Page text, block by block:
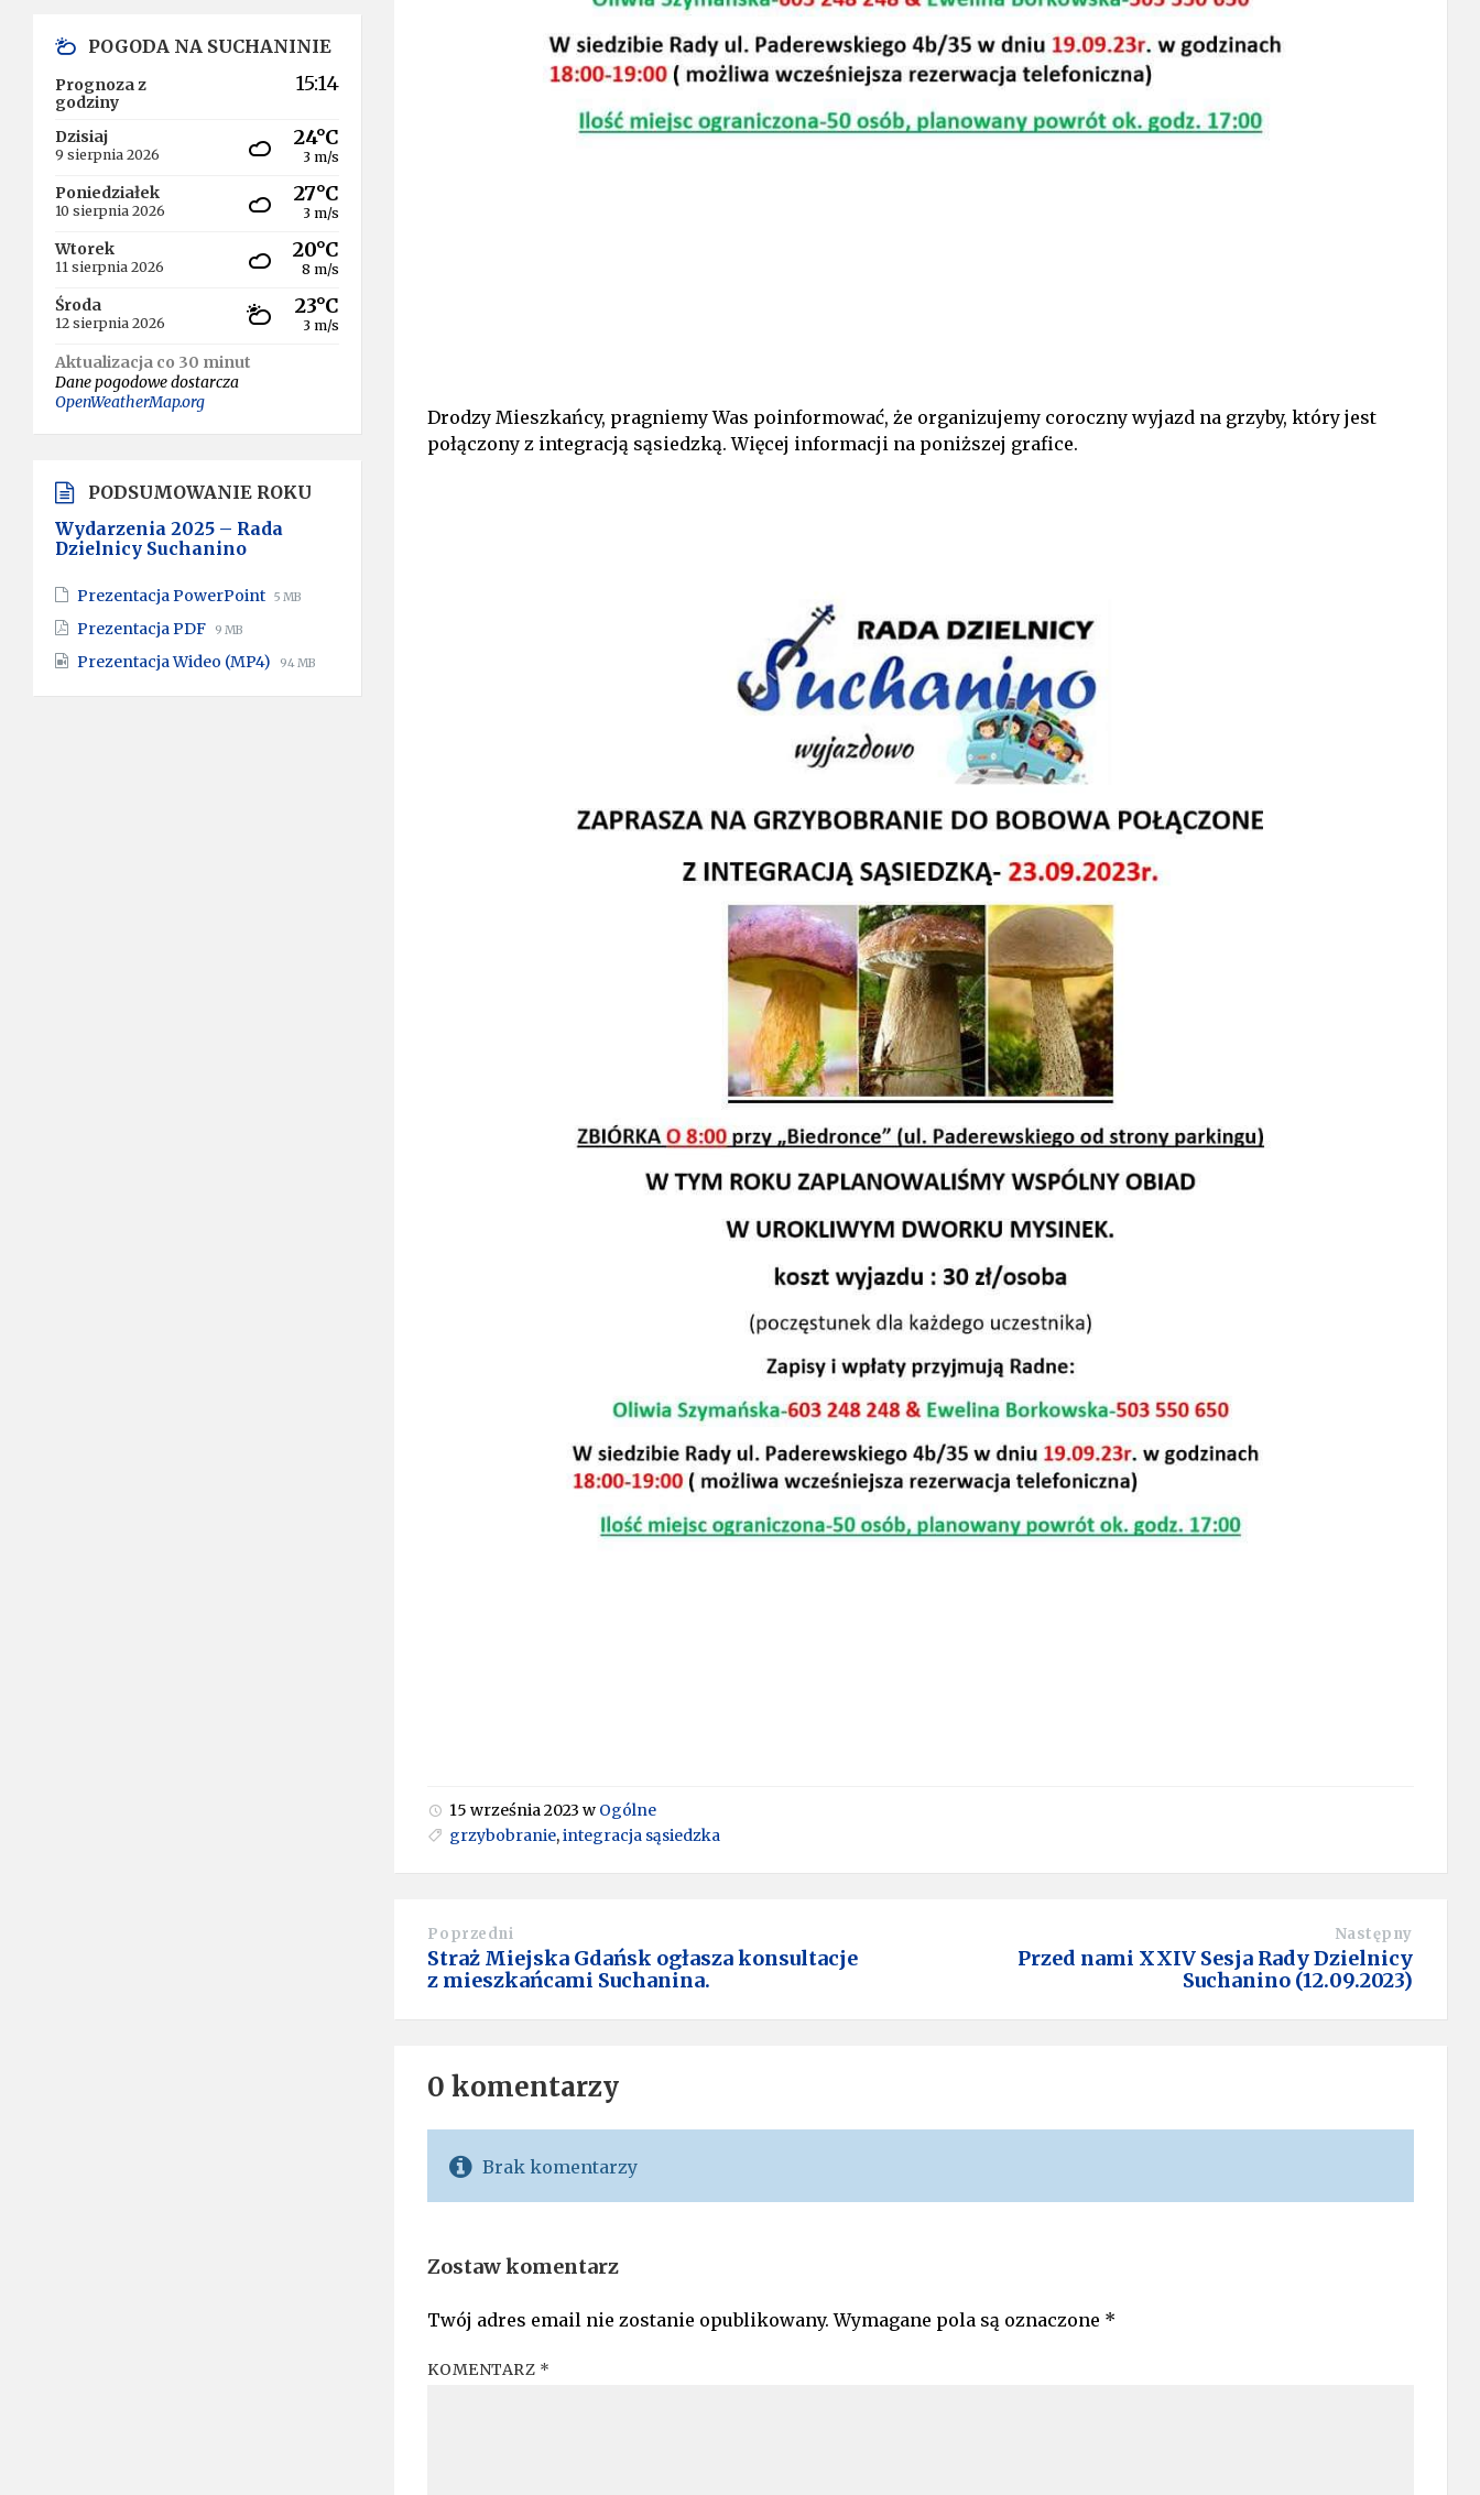
Drodzy Mieszkańcy, pragniemy Was poinformować, że organizujemy coroczny wyjazd na grzyby, który jest
połączony z integracją sąsiedzką. Więcej informacji na poniższej grafice.
15 września 2023w Ogólne
grzybobranie,integracja sąsiedzka
Poprzedni
Straż Miejska Gdańsk ogłasza konsultacje
z mieszkańcami Suchanina.
Następny
Przed nami XXIV Sesja Rady Dzielnicy
Suchanino (12.09.2023)
0 komentarzy
Brak komentarzy
Zostaw komentarz
Twój adres email nie zostanie opublikowany. Wymagane pola są oznaczone *
KOMENTARZ *
POGODA NA SUCHANINIE
Prognoza z
godziny
15:14
Dzisiaj
9 sierpnia 2026
24°C
3 m/s
Poniedziałek
10 sierpnia 2026
27°C
3 m/s
Wtorek
11 sierpnia 2026
20°C
8 m/s
Środa
12 sierpnia 2026
23°C
3 m/s
Aktualizacja co 30 minut
Dane pogodowe dostarcza
OpenWeatherMap.org
PODSUMOWANIE ROKU
Wydarzenia 2025 – Rada
Dzielnicy Suchanino
Prezentacja PowerPoint File
File
5 MB
Prezentacja PDF File
pdf
File
9 MB
Prezentacja Wideo (MP4) File
mp4
File
94 MB